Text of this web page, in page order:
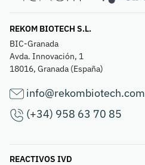
REKOM BIOTECH S.L.
BIC-Granada
Avda. Innovación, 1
18016, Granada (España)
info@rekombiotech.com
(+34) 958 63 70 85
REACTIVOS IVD